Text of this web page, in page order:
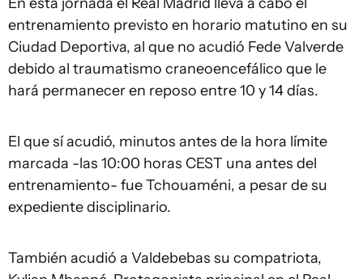
entrenamiento previsto en horario matutino en su
Ciudad Deportiva, al que no acudió Fede Valverde
debido al traumatismo craneoencefálico que le
hará permanecer en reposo entre 10 y 14 días.
El que sí acudió, minutos antes de la hora límite
marcada -las 10:00 horas CEST una antes del
entrenamiento- fue Tchouaméni, a pesar de su
expediente disciplinario.
También acudió a Valdebebas su compatriota,